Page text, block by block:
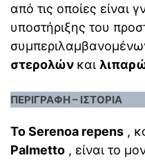
από τις οποίες είναι
υποστήριξης του
στερολών και
ΠΕΡΙΓΡΑΦΗ – ΙΣΤΟΡΙΑ
Το Serenoa repens ,
Palmetto , είναι το